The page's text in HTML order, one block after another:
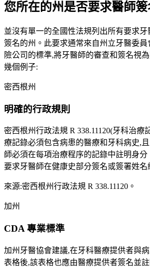
您所在的州是否要求醫師簽
並沒有單一的全國性法規列出所有要求牙
簽名的州。此要求通常來自州立牙醫委
險公司的標準,將牙醫師的審查和簽名視
幾個例子:
密西根州
明確的行政規則
密西根州行政法規 R 338.11120(牙科治療
療記錄必須包含病患的醫療和牙科病史,
師必須在每項治療程序的記錄中註明身
要求牙醫師在健康史部分簽名或簽署姓名
來源:密西根州行政法規 R 338.11120。
加州
CDA 專業標準
加州牙醫協會建議,在牙科醫療提供者與
表格後,該表格也應由醫療提供者簽名並